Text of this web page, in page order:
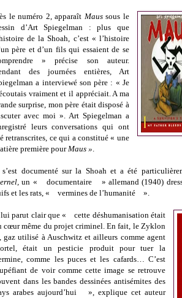
le numéro 2, apparaît Maussous le
d’Art Spiegelman : plus que
de la Shoah, c’est « l’histoire
père et d’un fils qui essaient de se
» précise son auteur.
des journées entières, Art
a interviewé son père : « Je
vraiment et il appréciait. A ma
surprise, mon père était disposé à
avec moi ». Art Spiegelman a
leurs conversations qui ont
retranscrites, ce qui a constitué « une
première pourMaus ».
documenté sur la Shoah et a été
un « documentaire » allemand (1940)
et les rats, « vermines de l’humanité ».
parut clair que « cette déshumanisation était
cœur même du projet criminel. En fait, le Zyklon
gaz utilisé à Auschwitz et ailleurs comme agent
était un pesticie produit pour tuer la
comme les puces et les cafards… C’est
de voir comme cette image se retrouve
dans les bandes dessinées antisémites des
arabes aujourd’hui », explique cet auteur